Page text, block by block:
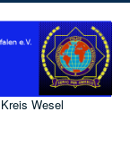
Wesel